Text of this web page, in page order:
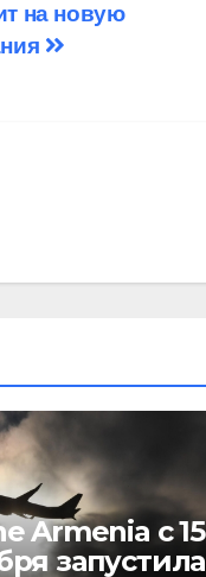
на новую
Armenia с 15
запустила